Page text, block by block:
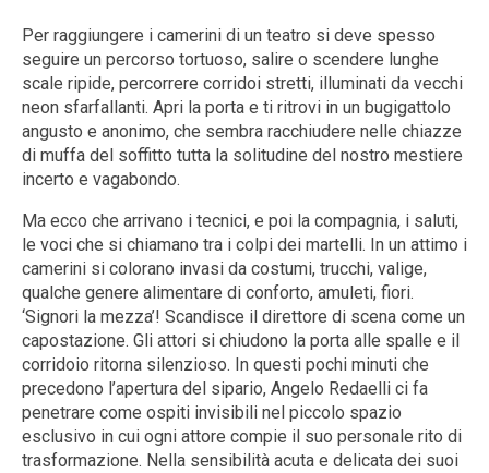
Per raggiungere i camerini di un teatro si deve spesso
seguire un percorso tortuoso, salire o scendere lunghe
scale ripide, percorrere corridoi stretti, illuminati da vecchi
neon sfarfallanti. Apri la porta e ti ritrovi in un bugigattolo
angusto e anonimo, che sembra racchiudere nelle chiazze
di muffa del soffitto tutta la solitudine del nostro mestiere
incerto e vagabondo.
Ma ecco che arrivano i tecnici, e poi la compagnia, i saluti,
le voci che si chiamano tra i colpi dei martelli. In un attimo i
camerini si colorano invasi da costumi, trucchi, valige,
qualche genere alimentare di conforto, amuleti, fiori.
‘Signori la mezza’! Scandisce il direttore di scena come un
capostazione. Gli attori si chiudono la porta alle spalle e il
corridoio ritorna silenzioso. In questi pochi minuti che
precedono l’apertura del sipario, Angelo Redaelli ci fa
penetrare come ospiti invisibili nel piccolo spazio
esclusivo in cui ogni attore compie il suo personale rito di
trasformazione. Nella sensibilità acuta e delicata dei suoi